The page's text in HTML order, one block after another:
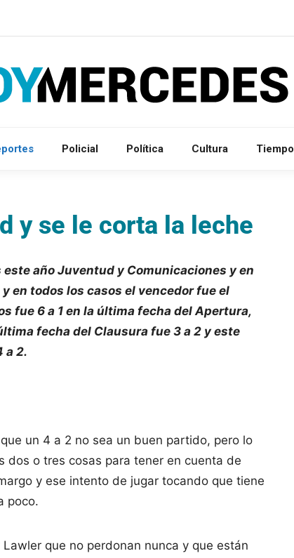
Policial Política Cultura Tiempo
y se le corta la leche
año Juventud y Comunicaciones y en
en todos los casos el vencedor fue el
fue 6 a 1 en la última fecha del Apertura,
fecha del Clausura fue 3 a 2 y este
a 2.
un 4 a 2 no sea un buen partido, pero lo
dos o tres cosas para tener en cuenta de
y ese intento de jugar tocando que tiene
poco.
que no perdonan nunca y que están